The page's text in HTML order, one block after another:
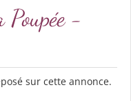
Poupée -
sur cette annonce.